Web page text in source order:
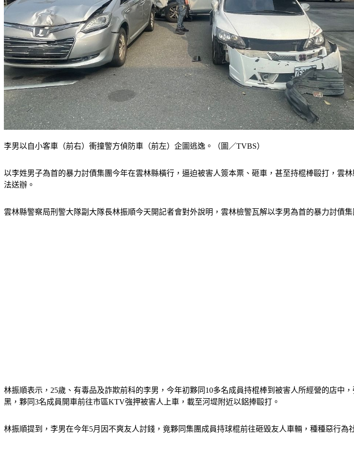
李男以自小客車（前右）衝撞警方偵防車（前左）企圖逃逸。（圖／TVBS）
以李姓男子為首的暴力討債集團今年在雲林縣橫行，逼迫被害人簽本票、砸車，甚至持棍棒毆打，雲
法送辦。
雲林縣警察局刑警大隊副大隊長林振順今天開記者會對外說明，雲林檢警瓦解以李男為首的暴力討債集
林振順表示，25歲、有毒品及詐欺前科的李男，今年初夥同10多名成員持棍棒到被害人所經營的店中
黑，夥同3名成員開車前往市區KTV強押被害人上車，載至河堤附近以鋁捧毆打。
林振順提到，李男在今年5月因不爽友人討錢，竟夥同集團成員持球棍前往砸毀友人車輛，種種惡行為